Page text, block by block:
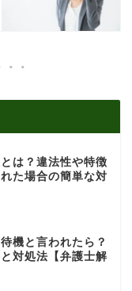
は？違法性や特徴
た場合の簡単な対
機と言われたら？
対処法【弁護士解